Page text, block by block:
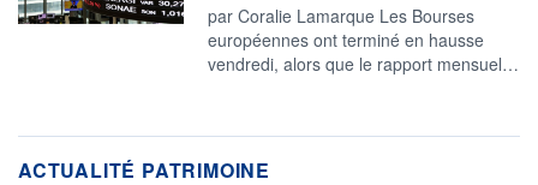
par Coralie Lamarque Les Bourses
européennes ont terminé en hausse
vendredi, alors que le rapport mensuel…
ACTUALITÉ PATRIMOINE